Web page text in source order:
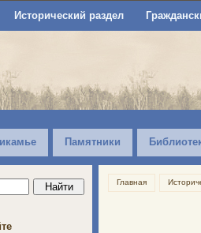
Исторический раздел
Памятники
Главная